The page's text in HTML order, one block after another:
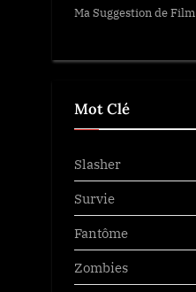
Ma Suggestion de Film
Mot Clé
Slasher
Survie
Fantôme
Zombies